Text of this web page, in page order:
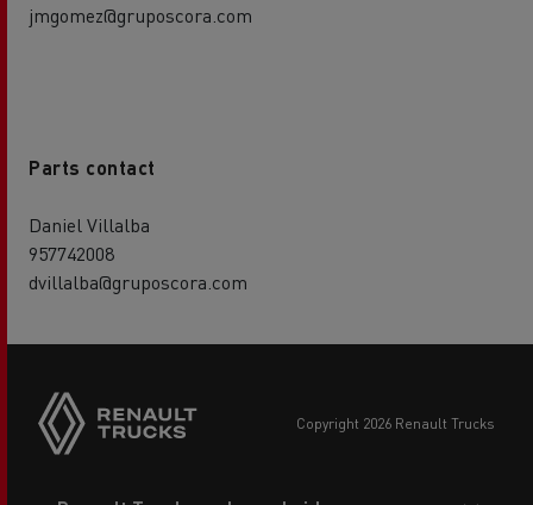
jmgomez@gruposcora.com
Parts contact
Daniel Villalba
957742008
dvillalba@gruposcora.com
copyright 2026 Renault Trucks